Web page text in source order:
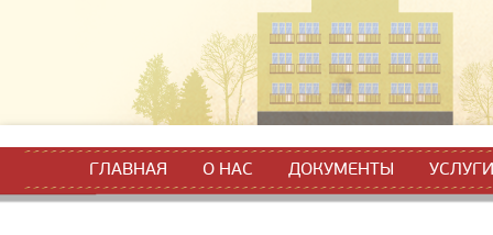
ГЛАВНАЯ О НАС ДОКУМЕНТЫ УСЛУГИ